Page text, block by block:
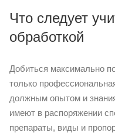
Что следует
обработкой
Добиться максимально
только
должным опытом и
имеют в распоряжении
препараты, виды и